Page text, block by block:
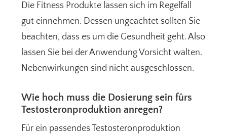
Die Fitness Produkte lassen sich im Regelfall
gut einnehmen. Dessen ungeachtet sollten Sie
beachten, dass es um die Gesundheit geht. Also
lassen Sie bei der Anwendung Vorsicht walten.
Nebenwirkungen sind nicht ausgeschlossen.
Wie hoch muss die Dosierung sein fürs
Testosteronproduktion anregen?
Für ein passendes Testosteronproduktion